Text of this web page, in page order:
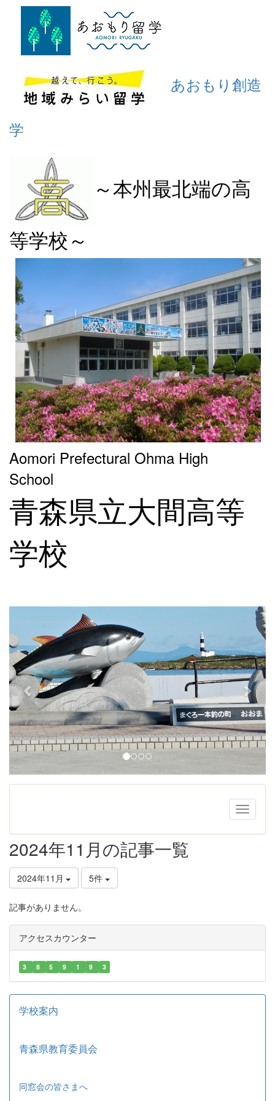
あおもり創造
学
～本州最北端の高
等学校～
Aomori Prefectural Ohma High
School
青森県立大間高等
学校
e
v
i
o
u
s
x
t
2024年11月の記事一覧
2024年11月 5件
記事がありません。
アクセスカウンター
3 8 5 9 1 9 3
学校案内
青森県教育委員会
同窓会の皆さまへ